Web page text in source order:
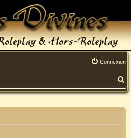
Connexion
e
c